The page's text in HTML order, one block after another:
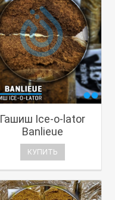
Гашиш Ice-o-lator
Banlieue
КУПИТЬ